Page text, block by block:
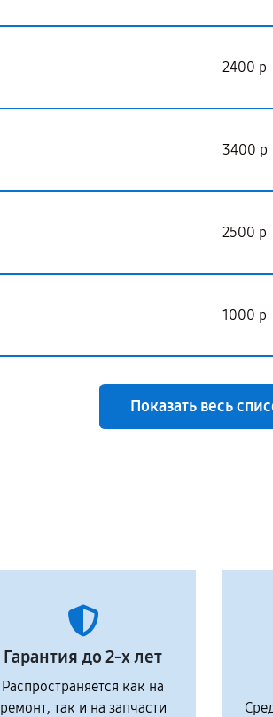
2400 р
3400 р
2500 р
1000 р
Показать весь
Гарантия до 2-х лет
Распространяется как на
ремонт, так и на запчасти